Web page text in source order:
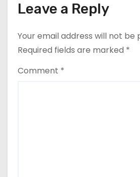
Leave a Reply
Your email address will not be
Required fields are marked *
Comment *